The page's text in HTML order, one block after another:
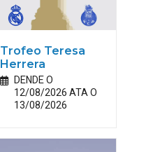
Trofeo Teresa
Herrera
DENDE O
12/08/2026 ATA O
13/08/2026